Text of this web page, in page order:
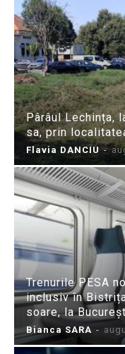
Pârâul Lechința,
sa, prin
Flavia DANCIU -
Trenurile PESA
inclusiv în
soare, la
Bianca SARA -